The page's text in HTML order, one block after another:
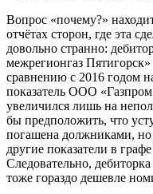
Вопрос «почему?»
отчётах сторон, где эта
довольно странно:
межрегионгаз
сравнению с 2016 годом
показатель ООО
увеличился лишь на
бы предположить, что
погашена должниками,
другие показатели в
Следовательно,
тоже гораздо дешевле